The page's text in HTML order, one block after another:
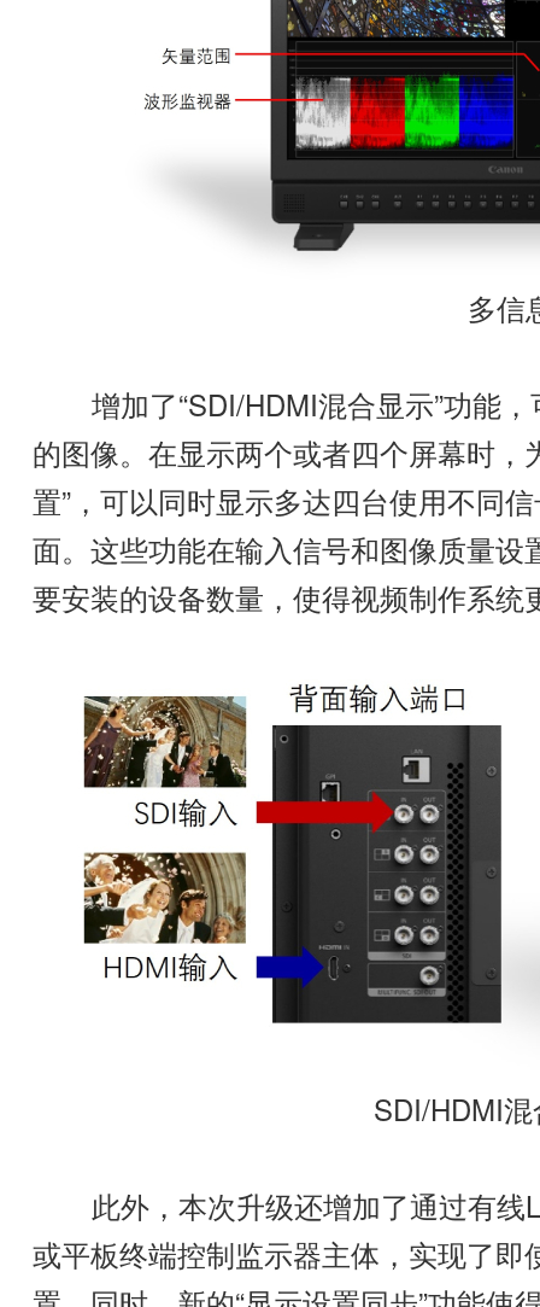
多信
增加了“SDI/HDMI混合显示”功能，
的图像。在显示两个或者四个屏幕时
置”，可以同时显示多达四台使用不同
面。这些功能在输入信号和图像质量
要安装的设备数量，使得视频制作系
SDI/HDMI
此外，本次升级还增加了通过有线
或平板终端控制监示器主体，实现了